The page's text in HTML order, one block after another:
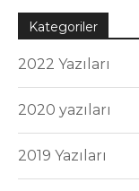
Kategoriler
2022 Yazıları
2020 yazıları
2019 Yazıları